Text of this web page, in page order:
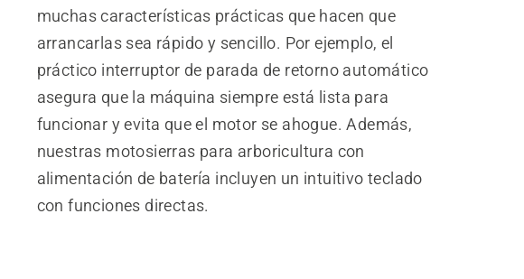
muchas características prácticas que hacen que
arrancarlas sea rápido y sencillo. Por ejemplo, el
práctico interruptor de parada de retorno automático
asegura que la máquina siempre está lista para
funcionar y evita que el motor se ahogue. Además,
nuestras motosierras para arboricultura con
alimentación de batería incluyen un intuitivo teclado
con funciones directas.